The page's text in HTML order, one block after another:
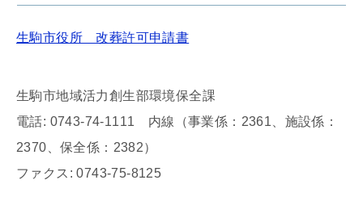
生駒市役所 改葬許可申請書
生駒市地域活力創生部環境保全課
電話: 0743-74-1111 内線（事業係：2361、施設係：
2370、保全係：2382）
ファクス: 0743-75-8125